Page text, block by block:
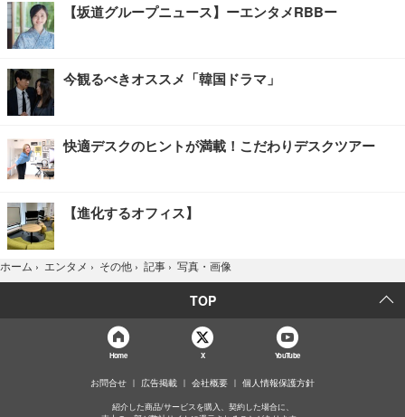
【坂道グループニュース】ーエンタメRBBー
今観るべきオススメ「韓国ドラマ」
快適デスクのヒントが満載！こだわりデスクツアー
【進化するオフィス】
ホーム › エンタメ › その他 › 記事 › 写真・画像
TOP
Home X YouTube
お問合せ 広告掲載 会社概要 個人情報保護方針
紹介した商品/サービスを購入、契約した場合に、